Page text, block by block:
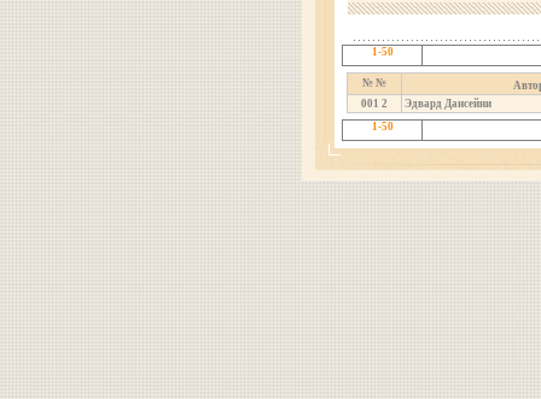
1-50
№ №
001 2
Эдвард Дансейни
1-50